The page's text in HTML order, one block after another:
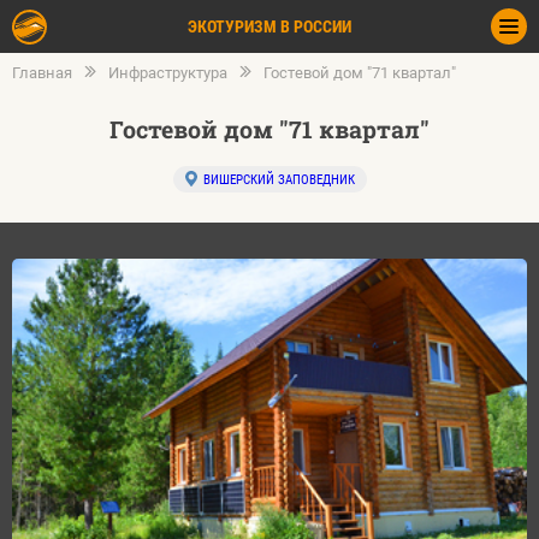
ЭКОТУРИЗМ В РОССИИ
Главная Инфраструктура Гостевой дом "71 квартал"
Гостевой дом "71 квартал"
ВИШЕРСКИЙ ЗАПОВЕДНИК